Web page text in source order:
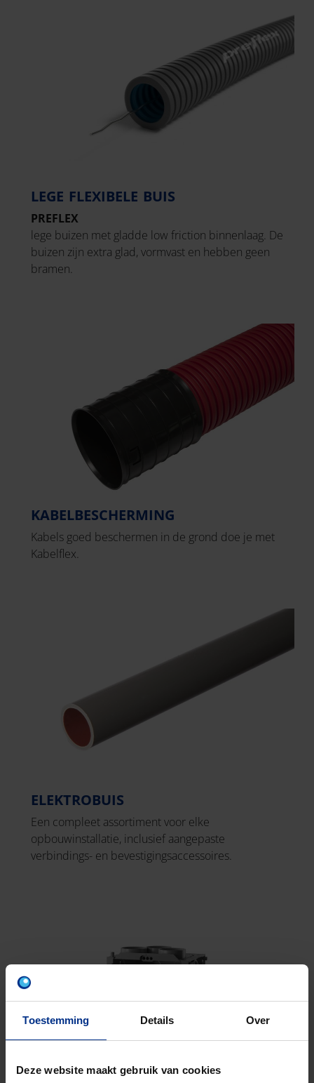
Toestemming Details Over
Deze website maakt gebruik van cookies
LEGE FLEXIBELE BUIS
PREFLEX
lege buizen met gladde low friction binnenlaag. De
buizen zijn extra glad, vormvast en hebben geen
bramen.
KABELBESCHERMING
Kabels goed beschermen in de grond doe je met
Kabelflex.
ELEKTROBUIS
Een compleet assortiment voor elke
opbouwinstallatie, inclusief aangepaste
verbindings- en bevestigingsaccessoires.